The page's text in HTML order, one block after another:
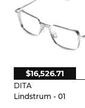
DITA
Lindstrum - 01
$16,526.71